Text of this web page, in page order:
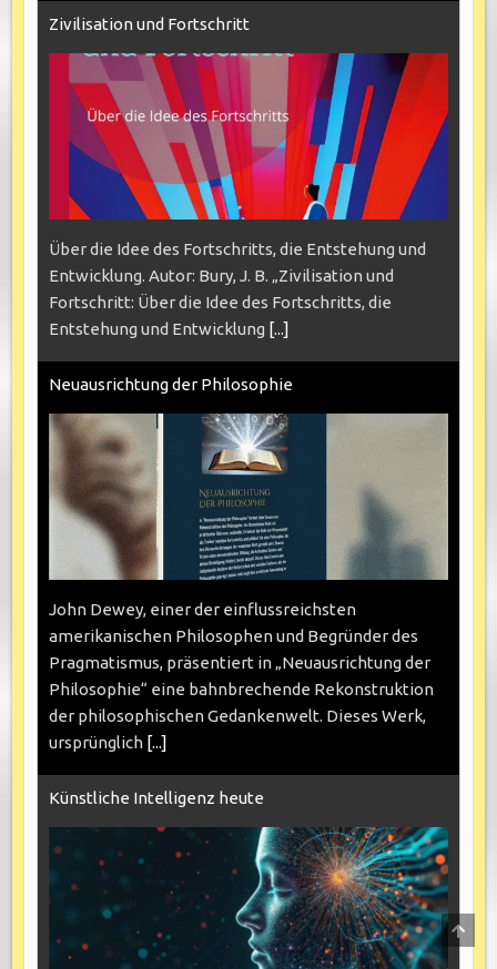
Zivilisation und Fortschritt
Über die Idee des Fortschritts, die Entstehung und
Entwicklung. Autor: Bury, J. B. „Zivilisation und
Fortschritt: Über die Idee des Fortschritts, die
Entstehung und Entwicklung [...]
Neuausrichtung der Philosophie
John Dewey, einer der einflussreichsten
amerikanischen Philosophen und Begründer des
Pragmatismus, präsentiert in „Neuausrichtung der
Philosophie“ eine bahnbrechende Rekonstruktion
der philosophischen Gedankenwelt. Dieses Werk,
ursprünglich [...]
Künstliche Intelligenz heute
TO